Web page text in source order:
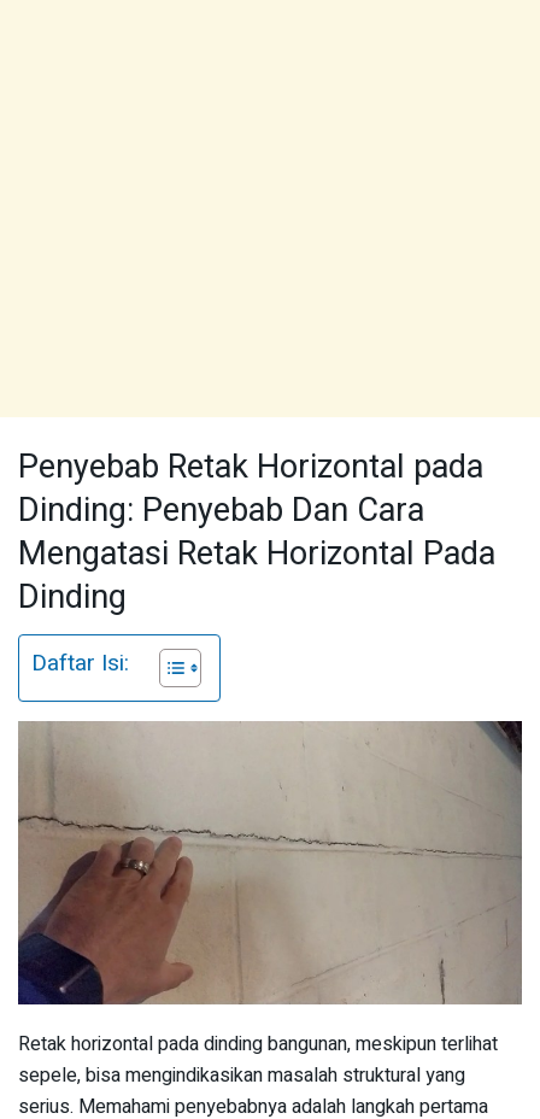
Penyebab Retak Horizontal pada
Dinding: Penyebab Dan Cara
Mengatasi Retak Horizontal Pada
Dinding
Daftar Isi:
Retak horizontal pada dinding bangunan, meskipun terlihat
sepele, bisa mengindikasikan masalah struktural yang
serius. Memahami penyebabnya adalah langkah pertama